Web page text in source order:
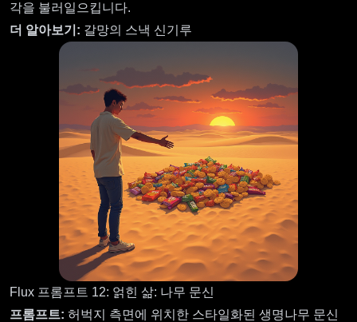
각을 불러일으킵니다.
더 알아보기: 갈망의 스낵 신기루
Flux 프롬프트 12: 얽힌 삶: 나무 문신
프롬프트: 허벅지 측면에 위치한 스타일화된 생명나무 문신